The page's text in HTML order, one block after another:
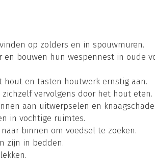
op zolders en in spouwmuren.
en bouwen hun wespennest in oude
hout en tasten houtwerk ernstig aan.
vervolgens door het hout eten.
aan uitwerpselen en knaagschade.
in vochtige ruimtes.
binnen om voedsel te zoeken.
zijn in bedden.